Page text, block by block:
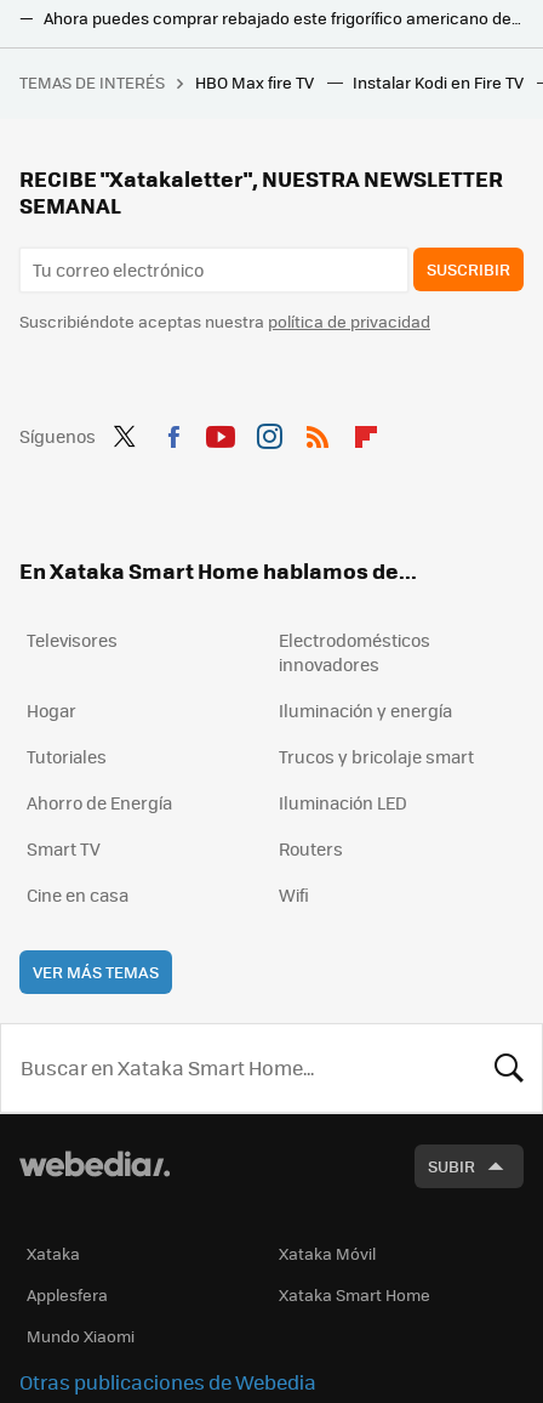
Ahora puedes comprar rebajado este frigorífico americano de Xiaomi de gran capacidad y controlable desde el móvil
Por solo tres cuotas de 46,33 euros, puedes llevarte en Alcampo esta tele Xiaomi con Google TV: perfecta para el dormitorio
Un ayuntamiento catalán multó a un particular por "talar unos árboles". Han descubierto una red internacional de tráfico ilegal de basuras
TEMAS DE INTERÉS HBO Max fire TV Instalar Kodi en Fire TV
RECIBE "Xatakaletter", NUESTRA NEWSLETTER
SEMANAL
SUSCRIBIR
Suscribiéndote aceptas nuestra política de privacidad
Síguenos
En Xataka Smart Home hablamos de...
Televisores
Electrodomésticos
innovadores
Hogar
Iluminación y energía
Tutoriales
Trucos y bricolaje smart
Ahorro de Energía
Iluminación LED
Smart TV
Routers
Cine en casa
Wifi
VER MÁS TEMAS
SUBIR
Xataka
Xataka Móvil
Applesfera
Xataka Smart Home
Mundo Xiaomi
Otras publicaciones de Webedia